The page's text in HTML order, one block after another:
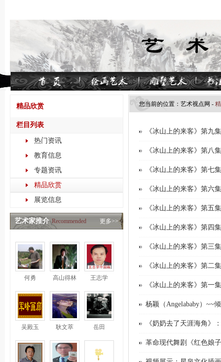
精品欣赏
栏目列表
热门资讯
教育信息
专题资讯
精品欣赏
展览信息
艺术家推介 Recommended 更多>>
何勇 高山得林 王志学
吴殿玉 耿文萃 岳田
您当前的位置： 艺术视点​网 -
《冰山上的来客》第九
《冰山上的来客》第八
《冰山上的来客》第七
《冰山上的来客》第六
《冰山上的来客》第五
《冰山上的来客》第四
《冰山上的来客》第三
《冰山上的来客》第二
《冰山上的来客》第一
杨颖（Angelababy）~~
《奶奶去了天涯海角》
革命现代舞剧《红色娘